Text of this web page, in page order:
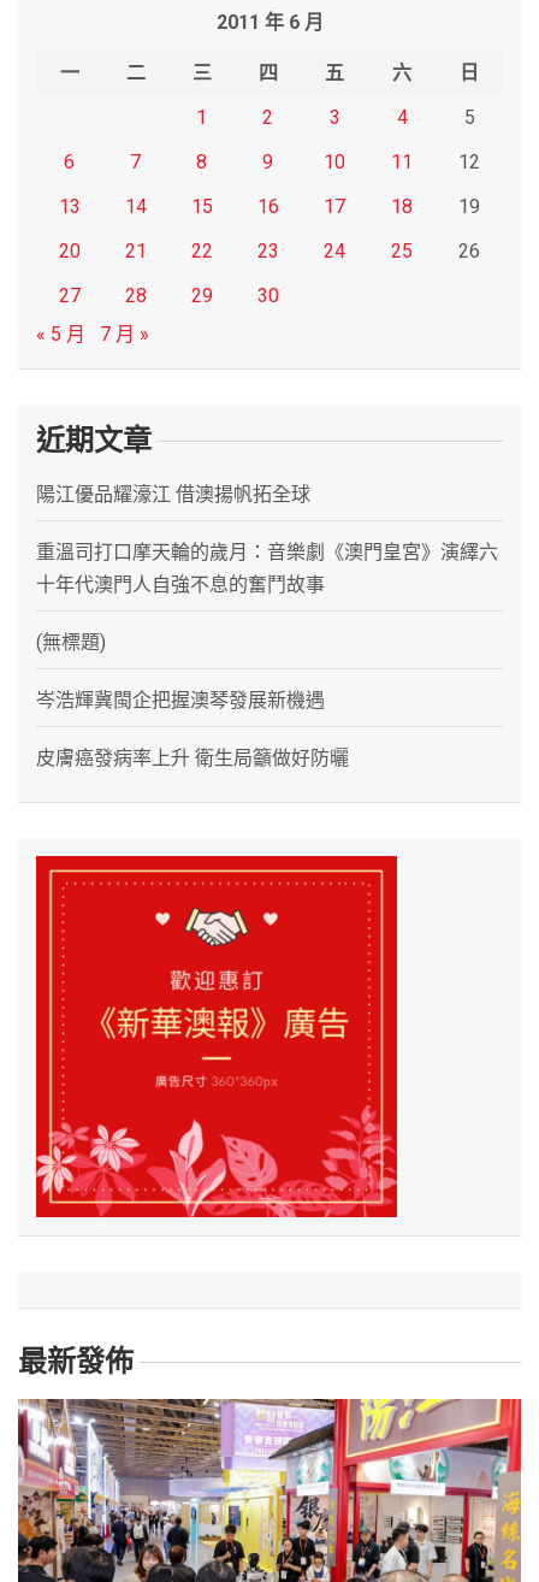
2011 年 6 月
一 二 三 四 五 六
日
1
2 3 4
5
6
7 8 9 10 11
12
13
14 15 16 17 18
19
20
21 22 23 24 25
26
27
28 29
30
« 5 月
7 月 »
近期文章
陽江優品耀濠江 借澳揚帆拓全球
重溫司打口摩天輪的歲月：音樂劇《澳門皇宮》演繹六
十年代澳門人自強不息的奮鬥故事
(無標題)
岑浩輝冀閩企把握澳琴發展新機遇
皮膚癌發病率上升 衛生局籲做好防曬
最新發佈